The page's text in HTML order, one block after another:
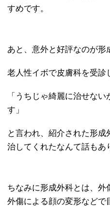
すめです。
あと、意外と好評なのが形
老人性イボで皮膚科を受診
「うちじゃ綺麗に治せな
す」
と言われ、紹介された形
治してくれたなんて話もあ
ちなみに形成外科とは、外
外傷による顔の変形などで